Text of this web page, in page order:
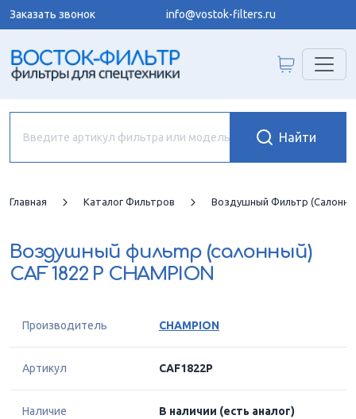
Заказать звонок info@vostok-filters.ru
Главная Каталог Фильтров Воздушный Фильтр
Воздушный фильтр (салонный)
CAF 1822 P CHAMPION
Производитель CHAMPION
Артикул CAF1822P
Наличие В наличии (есть аналог)